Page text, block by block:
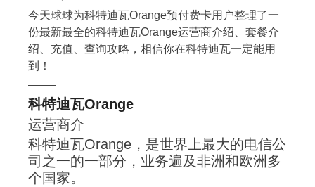
今天球球为科特迪瓦Orange预付费卡用户整理了一
份最新最全的科特迪瓦Orange运营商介绍、套餐介
绍、充值、查询攻略 ， 相信你在科特迪瓦一定能用
到！
——
科特迪瓦Orange
运营商介
科特迪瓦Orange，是世界上最大的电信公
司之一的一部分，业务遍及非洲和欧洲多
个国家。